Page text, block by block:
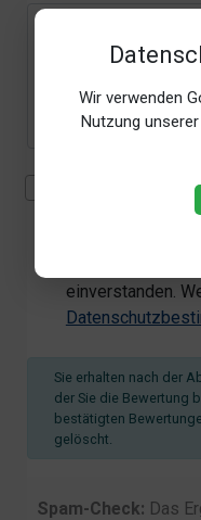
Wir verwenden
Nutzung
Mit der
Uhrzeit der
einverstanden.
Sie erhalten nach der
der Sie die Bewertung
bestätigten
gelöscht.
Spam-Check: Das